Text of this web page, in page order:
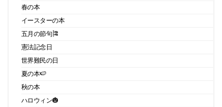
春の本
イースターの本
五月の節句🎏
憲法記念日
世界難民の日
夏の本🍉
秋の本
ハロウィン🎃